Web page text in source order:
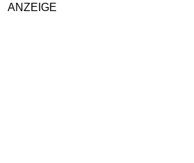
ANZEIGE